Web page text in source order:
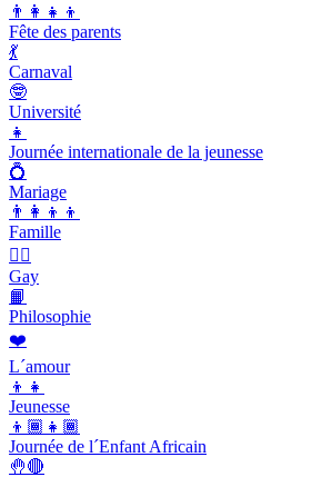
👨‍👩‍👧‍👦
Fête des parents
💃
Carnaval
🤓
Université
👧
Journée internationale de la jeunesse
💍
Mariage
👨‍👩‍👦‍👦
Famille
🏳️‍🌈
Gay
📙
Philosophie
❤️
L´amour
👦👧
Jeunesse
👦🏾👧🏾
Journée de l´Enfant Africain
🤚🔴